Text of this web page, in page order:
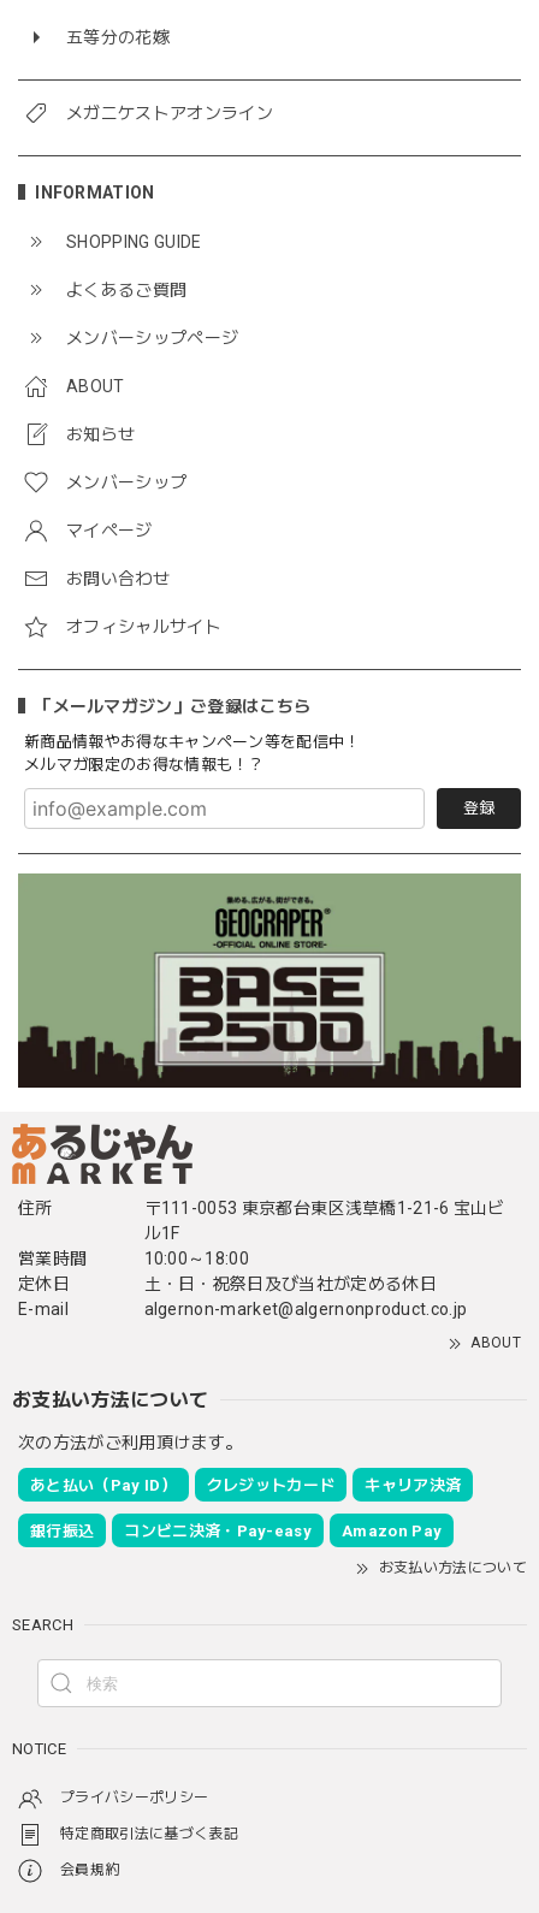
五等分の花嫁
メガニケストアオンライン
INFORMATION
SHOPPING GUIDE
よくあるご質問
メンバーシップページ
ABOUT
お知らせ
メンバーシップ
マイページ
お問い合わせ
オフィシャルサイト
「メールマガジン」ご登録はこちら
新商品情報やお得なキャンペーン等を配信中！
メルマガ限定のお得な情報も！？
登録
住所
〒111-0053 東京都台東区浅草橋1-21-6 宝山ビ
ル1F
営業時間
10:00～18:00
定休日
土・日・祝祭日及び当社が定める休日
E-mail
algernon-market@algernonproduct.co.jp
ABOUT
お支払い方法について
次の方法がご利用頂けます。
あと払い（Pay ID） クレジットカード キャリア決済
銀行振込 コンビニ決済・Pay-easy Amazon Pay
お支払い方法について
SEARCH
NOTICE
プライバシーポリシー
特定商取引法に基づく表記
会員規約